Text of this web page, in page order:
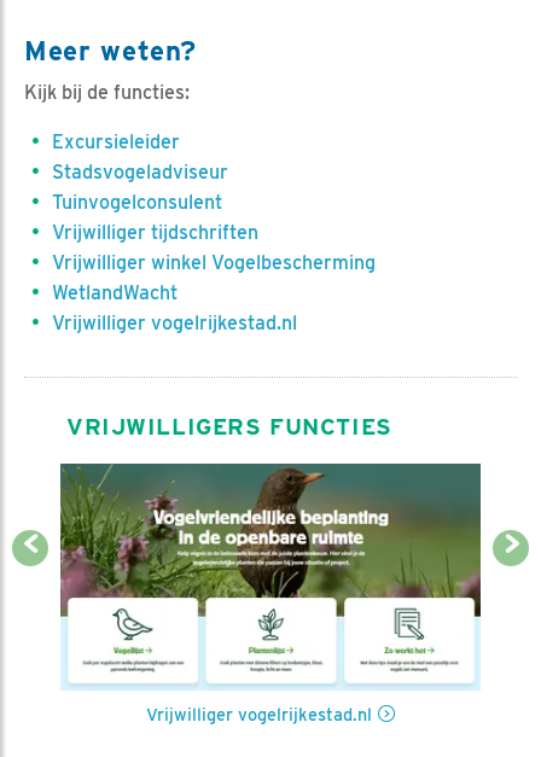
Meer weten?
Kijk bij de functies:
Excursieleider
Stadsvogeladviseur
Tuinvogelconsulent
Vrijwilliger tijdschriften
Vrijwilliger winkel Vogelbescherming
WetlandWacht
Vrijwilliger vogelrijkestad.nl
VRIJWILLIGERS FUNCTIES
Previous
Vrijwilliger vogelrijkestad.nl
Next